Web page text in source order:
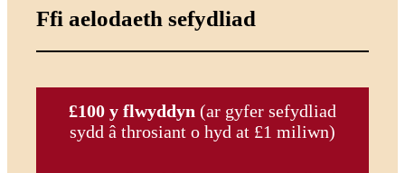
Ffi aelodaeth sefydliad
£100 y flwyddyn (ar gyfer sefydliad
sydd â throsiant o hyd at £1 miliwn)